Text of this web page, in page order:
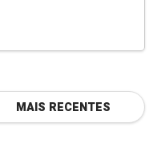
MAIS RECENTES